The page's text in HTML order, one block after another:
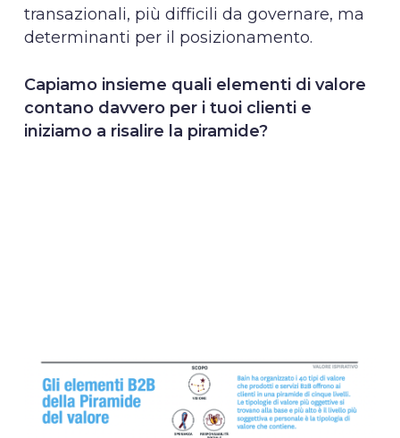
transazionali, più difficili da governare, ma
determinanti per il posizionamento.
Capiamo insieme quali elementi di valore
contano davvero per i tuoi clienti e
iniziamo a risalire la piramide?